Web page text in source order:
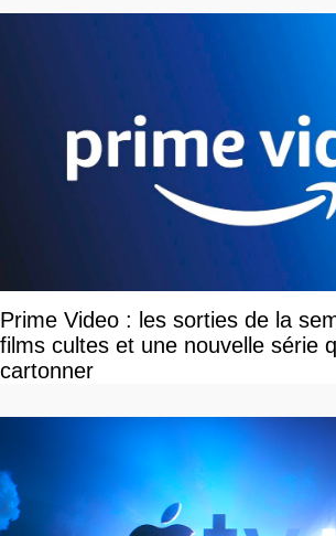
Prime Video : les sorties de la
films cultes et une nouvelle série
cartonner